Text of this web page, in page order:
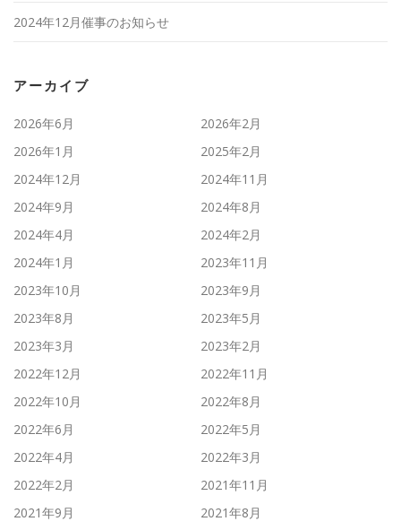
2024年12月催事のお知らせ
アーカイブ
2026年6月
2026年2月
2026年1月
2025年2月
2024年12月
2024年11月
2024年9月
2024年8月
2024年4月
2024年2月
2024年1月
2023年11月
2023年10月
2023年9月
2023年8月
2023年5月
2023年3月
2023年2月
2022年12月
2022年11月
2022年10月
2022年8月
2022年6月
2022年5月
2022年4月
2022年3月
2022年2月
2021年11月
2021年9月
2021年8月